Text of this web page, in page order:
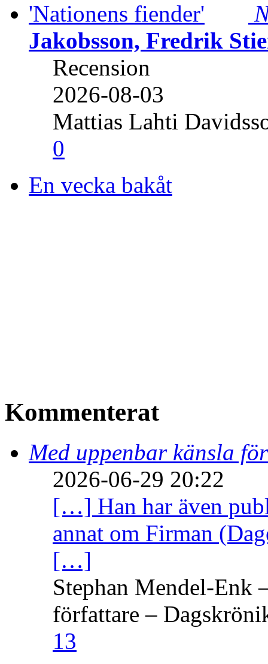
Jakobsson, Fredrik
Recension
2026-08-03
Mattias Lahti
0
En vecka bakåt
Kommenterat
Med uppenbar känsla
2026-06-29 20:22
[…] Han har även
annat om Firman
[…]
Stephan Mendel-Enk
författare –
13